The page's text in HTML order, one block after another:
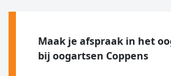
Maak je afspraak in het
bij oogartsen Coppens